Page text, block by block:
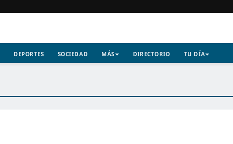
DEPORTES SOCIEDAD MÁS DIRECTORIO TU DÍA